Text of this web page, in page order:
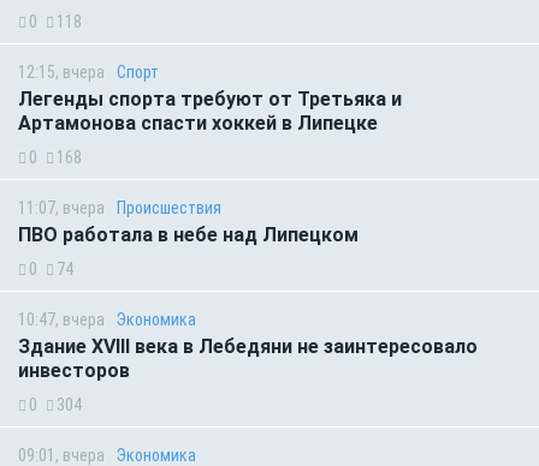
0 118
12:15, вчера Спорт
Легенды спорта требуют от Третьяка и
Артамонова спасти хоккей в Липецке
0 168
11:07, вчера Происшествия
ПВО работала в небе над Липецком
0 74
10:47, вчера Экономика
Здание XVIII века в Лебедяни не заинтересовало
инвесторов
0 304
09:01, вчера Экономика